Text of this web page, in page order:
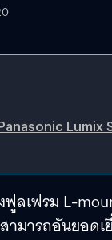
Lumix
ลเฟรม L-
มารถอันยอด